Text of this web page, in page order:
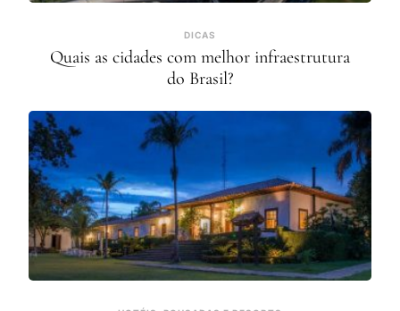
DICAS
Quais as cidades com melhor infraestrutura
do Brasil?